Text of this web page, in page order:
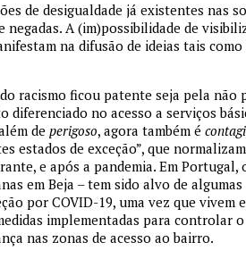
de desigualdade já existentes nas
A (im)possibilidade de
na difusão de ideias tais como
racismo ficou patente seja pela não
no acesso a serviços
de perigoso, agora também é
estados de exceção”, que
e após a pandemia. Em Portugal,
em Beja – tem sido alvo de
por COVID-19, uma vez que vivem
implementadas para controlar
nas zonas de acesso ao bairro.